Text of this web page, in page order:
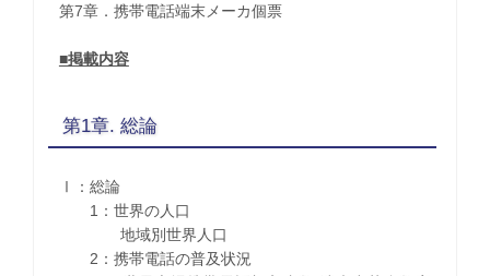
第7章．携帯電話端末メーカ個票
■掲載内容
第1章. 総論
Ⅰ：総論
1：世界の人口
地域別世界人口
2：携帯電話の普及状況